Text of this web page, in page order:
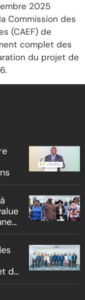
2025
Commission des
(CAEF) de
complet des
du projet de
du